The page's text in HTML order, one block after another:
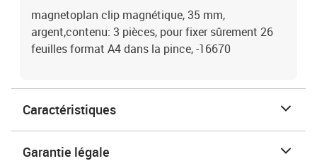
magnetoplan clip magnétique, 35 mm,
argent,contenu: 3 pièces, pour fixer sûrement 26
feuilles format A4 dans la pince, -16670
Caractéristiques
Garantie légale